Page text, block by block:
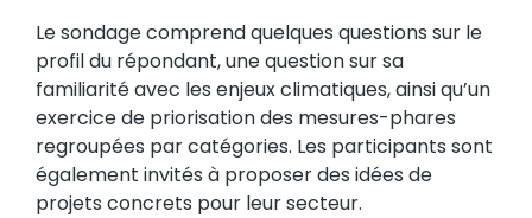
Le sondage comprend quelques questions sur le
profil du répondant, une question sur sa
familiarité avec les enjeux climatiques, ainsi qu’un
exercice de priorisation des mesures-phares
regroupées par catégories. Les participants sont
également invités à proposer des idées de
projets concrets pour leur secteur.